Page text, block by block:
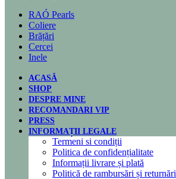
RAÓ Pearls
Coliere
Brățări
Cercei
Inele
ACASĂ
SHOP
DESPRE MINE
RECOMANDARI VIP
PRESS
INFORMAȚII LEGALE
Termeni si condiții
Politica de confidențialitate
Informații livrare și plată
Politică de rambursări și returnări